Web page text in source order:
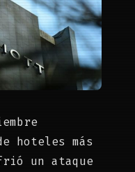
hoteles más
un ataque